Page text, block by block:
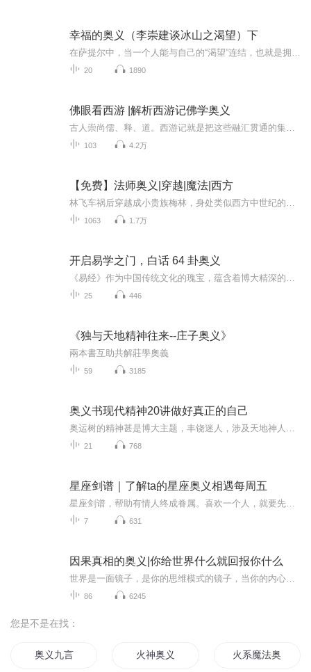
幸福的奥义（李崇建谈冰山之渴望）下
20 1890
佛眼看西游 |解析西游记佛学奥义
103 4.2万
【免费】法师奥义|穿越|魔法|西方
1063 1.7万
开启易学之门，白话 64 卦奥义
25 446
《独与天地精神往来--庄子奥义》
兩本書互助共解莊學奧義
59 3185
奥义书现代精神20讲做好真正的自己
21 768
星座剑谱｜了解ta的星座奥义相遇每周五
7 631
因果真相的奥义|你给世界什么就回报你什么
86 6245
您是不是在找：
奥义九言 火神奥义 火系魔法奥义